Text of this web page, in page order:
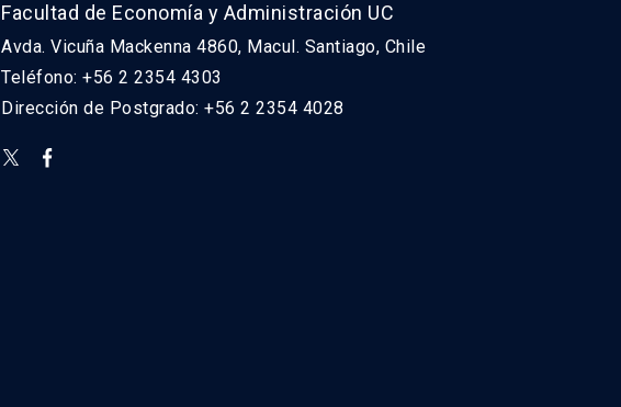
Facultad de Economía y Administración UC
Avda. Vicuña Mackenna 4860, Macul. Santiago, Chile
Teléfono: +56 2 2354 4303
Dirección de Postgrado: +56 2 2354 4028